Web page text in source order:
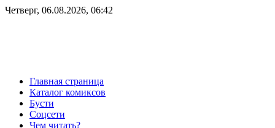
Четверг, 06.08.2026, 06:42
Главная страница
Каталог комиксов
Бусти
Соцсети
Чем читать?